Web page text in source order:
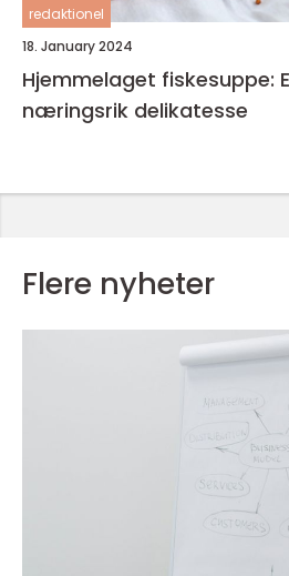
redaktionel
18. January 2024
Hjemmelaget fiskesuppe:
næringsrik delikatesse
Flere nyheter